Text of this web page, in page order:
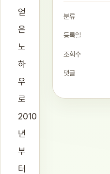
얻
은
노
하
우
로
2010
년
부
터
분류
등록일
조회수
댓글